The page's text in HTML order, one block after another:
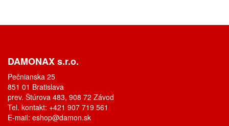
DAMONAX s.r.o.
Pečnianska 25
851 01 Bratislava
prev. Štúrova 483, 908 72 Závod
Tel. kontakt: +421 907 719 561
E-mail: eshop@damon.sk